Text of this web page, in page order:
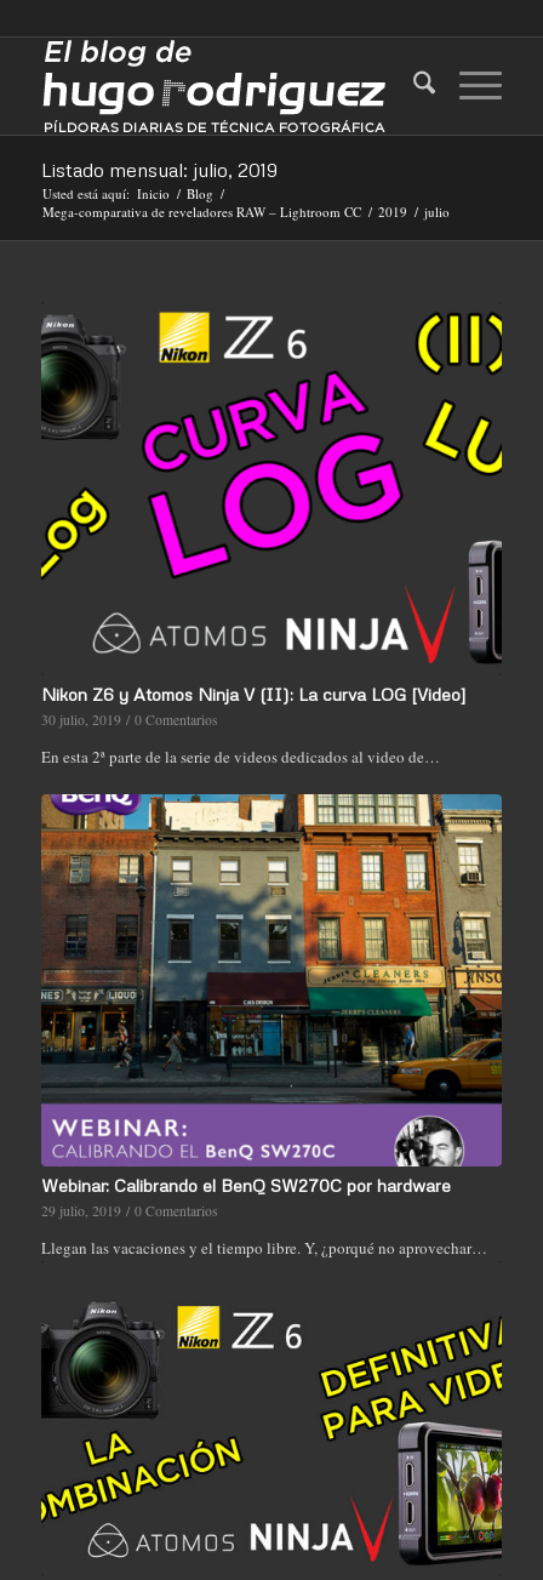
Listado mensual: julio, 2019
Usted está aquí: Inicio / Blog /
Mega-comparativa de reveladores RAW – Lightroom CC / 2019 / julio
Nikon Z6 y Atomos Ninja V (II): La curva LOG [Video]
30 julio, 2019 / 0 Comentarios
En esta 2ª parte de la serie de videos dedicados al video de…
Webinar: Calibrando el BenQ SW270C por hardware
29 julio, 2019 / 0 Comentarios
Llegan las vacaciones y el tiempo libre. Y, ¿porqué no aprovechar…